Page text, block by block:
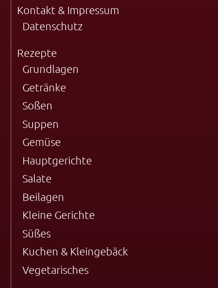
Kontakt & Impressum
Datenschutz
Rezepte
Grundlagen
Getränke
Soßen
Suppen
Gemüse
Hauptgerichte
Salate
Beilagen
Kleine Gerichte
Süßes
Kuchen & Kleingebäck
Vegetarisches